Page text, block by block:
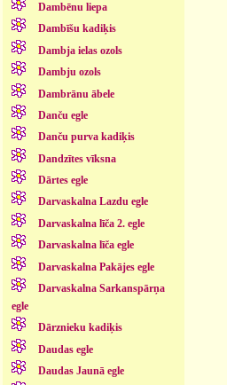
Dambēnu liepa
Dambīšu kadiķis
Dambja ielas ozols
Dambju ozols
Dambrānu ābele
Danču egle
Danču purva kadiķis
Dandzītes vīksna
Dārtes egle
Darvaskalna Lazdu egle
Darvaskalna līča 2. egle
Darvaskalna līča egle
Darvaskalna Pakājes egle
Darvaskalna Sarkanspārņa
egle
Dārznieku kadiķis
Daudas egle
Daudas Jaunā egle